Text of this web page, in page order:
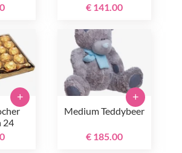
€ 141.00
24
+
Medium Teddybeer
€ 185.00
+